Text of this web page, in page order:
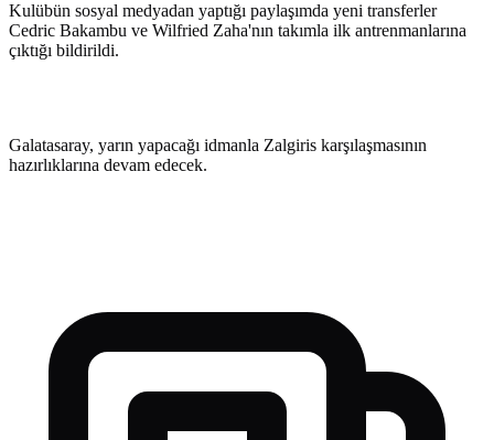
Kulübün sosyal medyadan yaptığı paylaşımda yeni transferler
Cedric Bakambu ve Wilfried Zaha'nın takımla ilk antrenmanlarına
çıktığı bildirildi.
Galatasaray, yarın yapacağı idmanla Zalgiris karşılaşmasının
hazırlıklarına devam edecek.